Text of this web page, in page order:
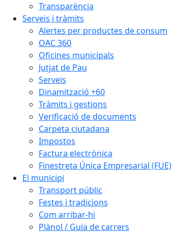
Transparència
Serveis i tràmits
Alertes per productes de consum
OAC 360
Oficines municipals
Jutjat de Pau
Serveis
Dinamització +60
Tràmits i gestions
Verificació de documents
Carpeta ciutadana
Impostos
Factura electrònica
Finestreta Única Empresarial (FUE)
El municipi
Transport públic
Festes i tradicions
Com arribar-hi
Plànol / Guia de carrers